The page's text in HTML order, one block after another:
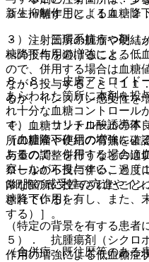
新生抑制作用による血糖降
３）． 三環系抗うつ剤（
糖降下作用の増強による低
ので、併用する場合は血糖
ながら投与すること〔１１
るが、インスリン感受性を
４）． サリチル酸誘導体
［血糖降下作用の増強によ
あるので、併用する場合は
察しながら投与すること〔
β細胞の感受性の亢進やイ
糖降下作用を有し、また、
する）］。
５）． 抗腫瘍剤（シクロ
作用の増強による低血糖症
３ｃｍ離すこと〔１４．２
・ 注射箇所の腫瘤や硬結
への投与を避けること。
８．８． 皮膚アミロイド
あらわれた箇所に本剤を投
れ十分な血糖コントロール
で、血糖コントロールの不
所の腫瘤や硬結の有無を確
与量の調整を行うなどの適
ロールの不良に伴い、過度
常な箇所に投与されたこと
されている）。
（特定の背景を有する患者
（合併症・既往歴等のある